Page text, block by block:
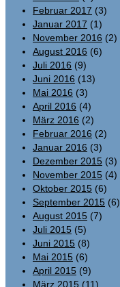
Februar 2017 (3)
Januar 2017 (1)
November 2016 (2)
August 2016 (6)
Juli 2016 (9)
Juni 2016 (13)
Mai 2016 (3)
April 2016 (4)
März 2016 (2)
Februar 2016 (2)
Januar 2016 (3)
Dezember 2015 (3)
November 2015 (4)
Oktober 2015 (6)
September 2015 (6)
August 2015 (7)
Juli 2015 (5)
Juni 2015 (8)
Mai 2015 (6)
April 2015 (9)
März 2015 (11)